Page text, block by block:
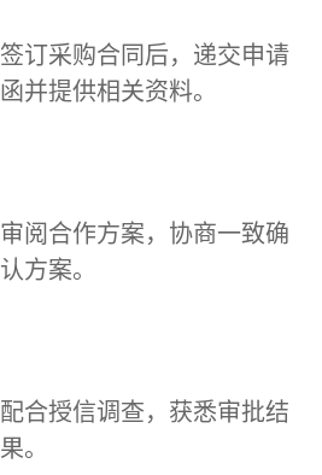
签订采购合同后，递交申请
函并提供相关资料。
审阅合作方案，协商一致确
认方案。
配合授信调查，获悉审批结
果。